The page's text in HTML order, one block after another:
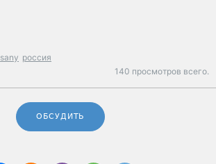
sany россия
140 просмотров всего.
ОБСУДИТЬ